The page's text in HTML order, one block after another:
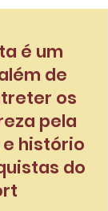
é um
de
os
pela
histório
do